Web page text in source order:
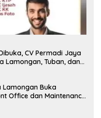
CV Permadi Jaya
Lamongan, Tuban, dan
Lamongan Buka
Office dan Maintenance